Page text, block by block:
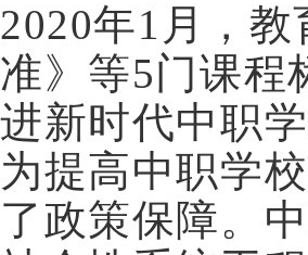
2020年1月，
准》等5门课程
进新时代中职
为提高中职学
了政策保障。